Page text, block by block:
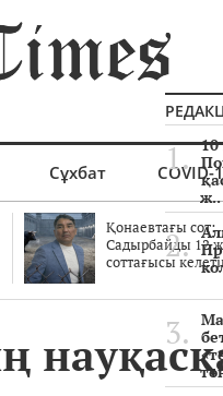
Сұхбат COVID-
Қонаевтағы сот:
Садырбайды 12
соттағысы
ж..